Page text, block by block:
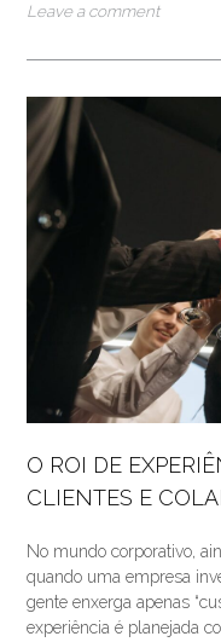
Leave a comment
O ROI DE
CLIENTES E
No mundo corporativo,
quando uma empresa
gente enxerga apenas
experiência é planejada